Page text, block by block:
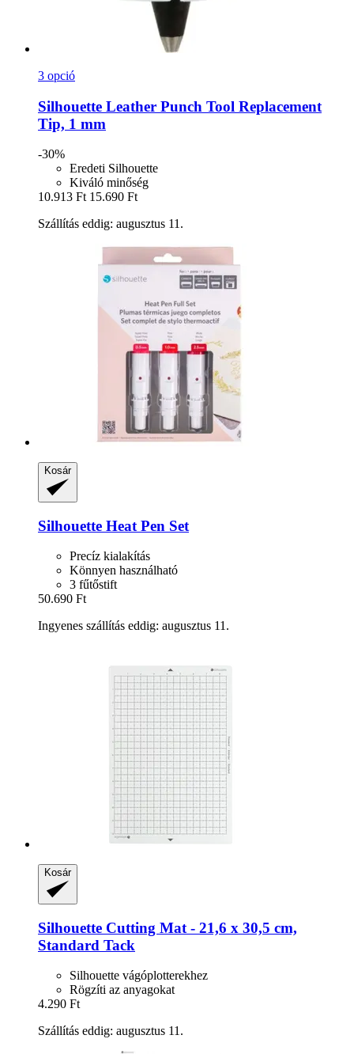
3 opció
Silhouette Leather Punch Tool Replacement
Tip, 1 mm
-30%
Eredeti Silhouette
Kiváló minőség
10.913 Ft 15.690 Ft
Szállítás eddig: augusztus 11.
Kosár
Silhouette Heat Pen Set
Precíz kialakítás
Könnyen használható
3 fűtőstift
50.690 Ft
Ingyenes szállítás eddig: augusztus 11.
Kosár
Silhouette Cutting Mat -​ 21,6 x 30,5 cm,
Standard Tack
Silhouette vágóplotterekhez
Rögzíti az anyagokat
4.290 Ft
Szállítás eddig: augusztus 11.